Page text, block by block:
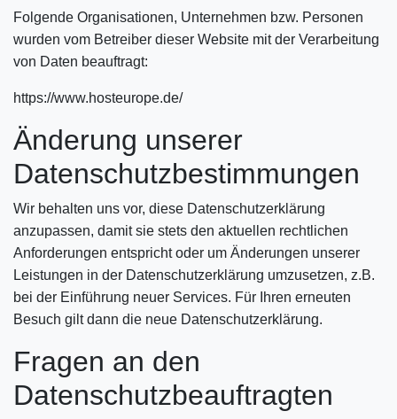
Folgende Organisationen, Unternehmen bzw. Personen
wurden vom Betreiber dieser Website mit der Verarbeitung
von Daten beauftragt:
https://www.hosteurope.de/
Änderung unserer
Datenschutzbestimmungen
Wir behalten uns vor, diese Datenschutzerklärung
anzupassen, damit sie stets den aktuellen rechtlichen
Anforderungen entspricht oder um Änderungen unserer
Leistungen in der Datenschutzerklärung umzusetzen, z.B.
bei der Einführung neuer Services. Für Ihren erneuten
Besuch gilt dann die neue Datenschutzerklärung.
Fragen an den
Datenschutzbeauftragten